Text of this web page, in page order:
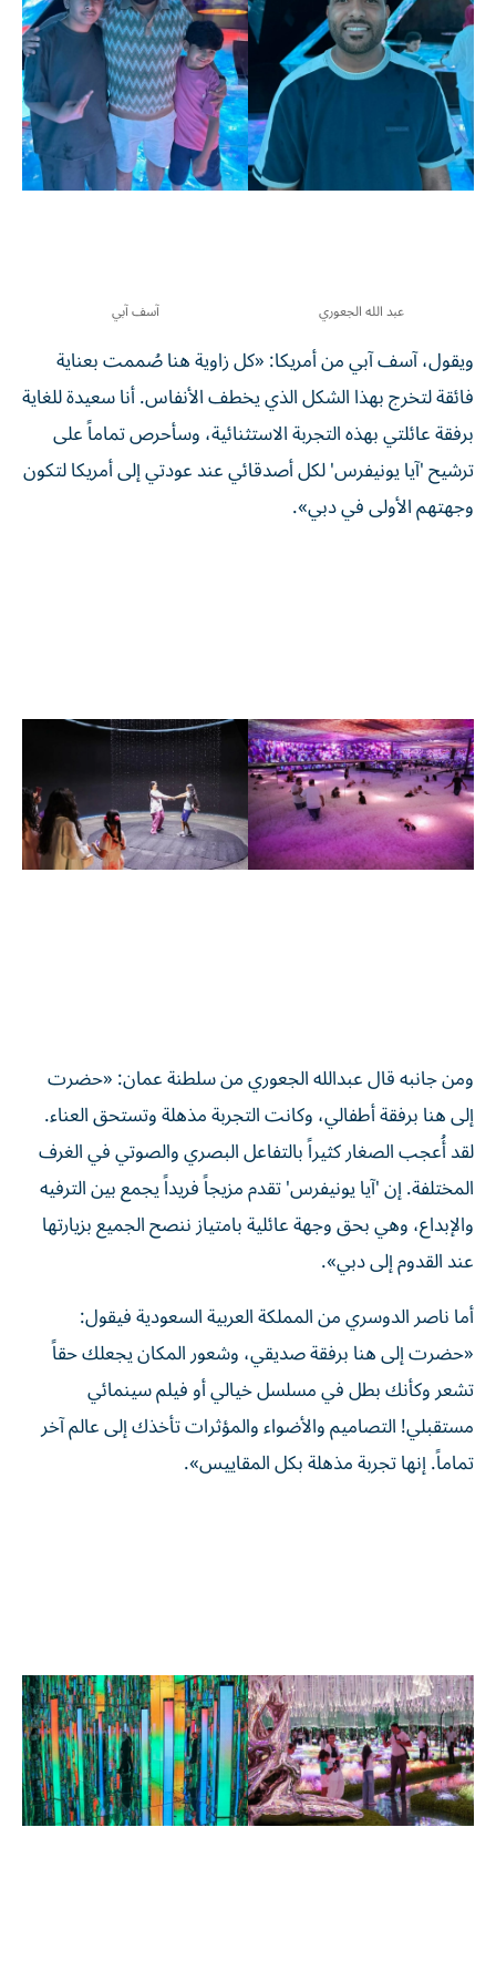
عبد الله الجعوري آسف آبي
ويقول، آسف آبي من أمريكا: «كل زاوية هنا صُممت بعناية
فائقة لتخرج بهذا الشكل الذي يخطف الأنفاس. أنا سعيدة للغاية
برفقة عائلتي بهذه التجربة الاستثنائية، وسأحرص تماماً على
ترشيح 'آيا يونيفرس' لكل أصدقائي عند عودتي إلى أمريكا لتكون
وجهتهم الأولى في دبي».
ومن جانبه قال عبدالله الجعوري من سلطنة عمان: «حضرت
إلى هنا برفقة أطفالي، وكانت التجربة مذهلة وتستحق العناء.
لقد أُعجب الصغار كثيراً بالتفاعل البصري والصوتي في الغرف
المختلفة. إن 'آيا يونيفرس' تقدم مزيجاً فريداً يجمع بين الترفيه
والإبداع، وهي بحق وجهة عائلية بامتياز ننصح الجميع بزيارتها
عند القدوم إلى دبي».
أما ناصر الدوسري من المملكة العربية السعودية فيقول:
«حضرت إلى هنا برفقة صديقي، وشعور المكان يجعلك حقاً
تشعر وكأنك بطل في مسلسل خيالي أو فيلم سينمائي
مستقبلي! التصاميم والأضواء والمؤثرات تأخذك إلى عالم آخر
تماماً. إنها تجربة مذهلة بكل المقاييس».